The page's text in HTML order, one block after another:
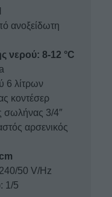
ανοξείδωτη
νερού: 8-12 °C
6 λίτρων
κοντέσερ
σωλήνας 3/4″
αρσενικός
50 V/Hz
1/5